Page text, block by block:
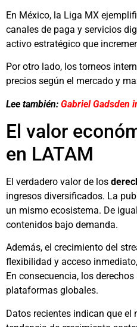
En México, la Liga MX
canales de paga y servicios
activo estratégico que
Por otro lado, los torneos
precios según el mercado y
Lee también: Gabriel Gadsden
El valor
en LATAM
El verdadero valor de los
ingresos diversificados. La
un mismo ecosistema. De
contenidos bajo demanda.
Además, el crecimiento del
flexibilidad y acceso
En consecuencia, los
plataformas globales.
Datos recientes indican que